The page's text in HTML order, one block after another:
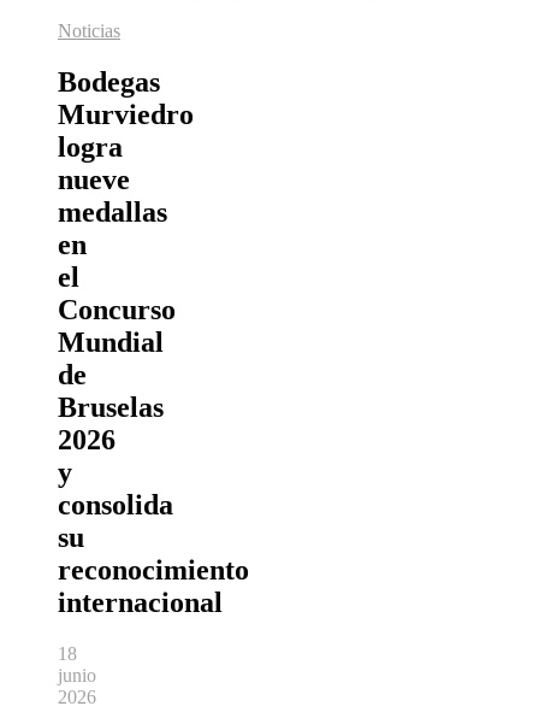
Noticias
Bodegas
Murviedro
logra
nueve
medallas
en
el
Concurso
Mundial
de
Bruselas
2026
y
consolida
su
reconocimiento
internacional
18
junio
2026